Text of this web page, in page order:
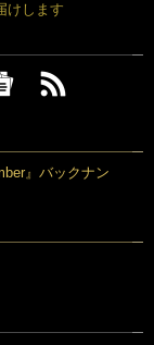
けします
』バックナン